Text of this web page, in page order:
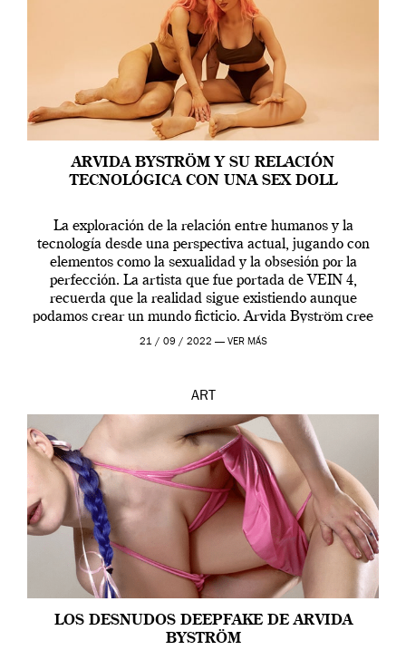
ARVIDA BYSTRÖM Y SU RELACIÓN
TECNOLÓGICA CON UNA SEX DOLL
La exploración de la relación entre humanos y la
tecnología desde una perspectiva actual, jugando con
elementos como la sexualidad y la obsesión por la
perfección. La artista que fue portada de VEIN 4,
recuerda que la realidad sigue existiendo aunque
podamos crear un mundo ficticio. Arvida Byström cree
que los humanos tienen un complejo […]
21 / 09 / 2022 — VER MÁS
ART
LOS DESNUDOS DEEPFAKE DE ARVIDA
BYSTRÖM